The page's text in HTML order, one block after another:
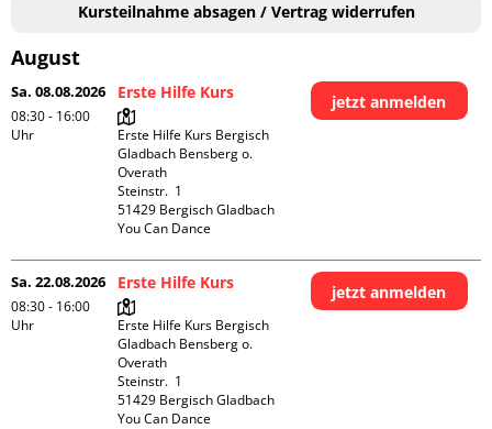
Kursteilnahme absagen / Vertrag widerrufen
August
Sa. 08.08.2026
08:30 - 16:00
Uhr
Erste Hilfe Kurs
Erste Hilfe Kurs Bergisch
Gladbach Bensberg o.
Overath
Steinstr.  1
51429 Bergisch Gladbach
You Can Dance
jetzt anmelden
Sa. 22.08.2026
08:30 - 16:00
Uhr
Erste Hilfe Kurs
Erste Hilfe Kurs Bergisch
Gladbach Bensberg o.
Overath
Steinstr.  1
51429 Bergisch Gladbach
You Can Dance
jetzt anmelden